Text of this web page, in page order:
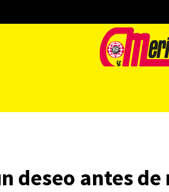
deseo antes